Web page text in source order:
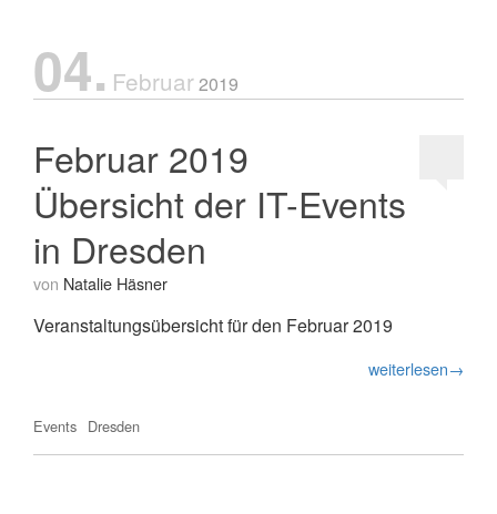
04. Februar2019
Februar 2019
Übersicht der IT-Events
in Dresden
von Natalie Häsner
Veranstaltungsübersicht für den Februar 2019
weiterlesen→
Events Dresden